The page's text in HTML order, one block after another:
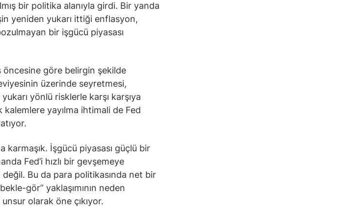
bir politika alanıyla girdi. Bir yanda
yeniden yukarı ittiği enflasyon,
bir işgücü piyasası
öncesine göre belirgin şekilde
üzerinde seyretmesi,
yönlü risklerle karşı karşıya
kalemlere yayılma ihtimali de Fed
karmaşık. İşgücü piyasası güçlü bir
Fed’i hızlı bir gevşemeye
değil. Bu da para politikasında net bir
gör” yaklaşımının neden
olarak öne çıkıyor.